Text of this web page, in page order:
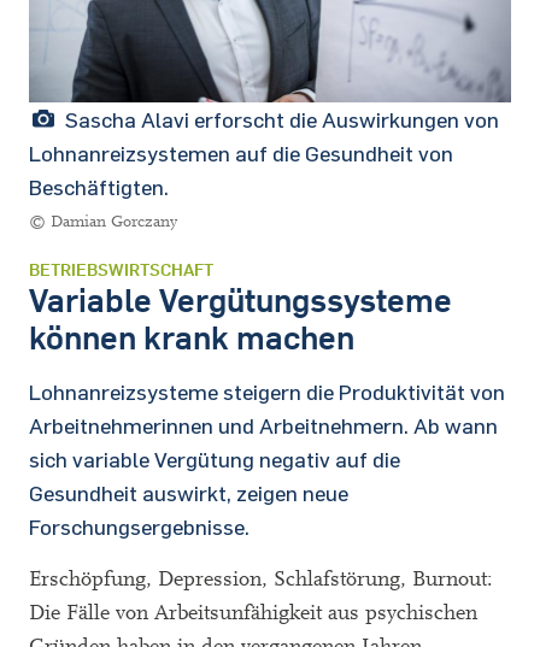
Sascha Alavi erforscht die Auswirkungen von
Lohnanreizsystemen auf die Gesundheit von
Beschäftigten.
© Damian Gorczany
BETRIEBSWIRTSCHAFT
Variable Vergütungssysteme
können krank machen
Lohnanreizsysteme steigern die Produktivität von
Arbeitnehmerinnen und Arbeitnehmern. Ab wann
sich variable Vergütung negativ auf die
Gesundheit auswirkt, zeigen neue
Forschungsergebnisse.
Erschöpfung, Depression, Schlafstörung, Burnout:
Die Fälle von Arbeitsunfähigkeit aus psychischen